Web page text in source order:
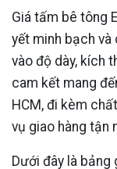
Giá tấm bê tông
yết minh bạch
vào độ dày, kích
cam kết mang
HCM, đi kèm
vụ giao hàng tận
Dưới đây là